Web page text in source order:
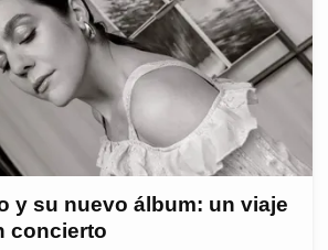
y su nuevo álbum: un viaje
concierto